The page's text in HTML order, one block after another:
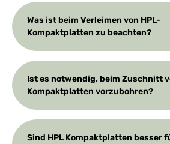
Was ist beim Verleimen von HPL-
Kompaktplatten zu beachten?
Ist es notwendig, beim Zuschnitt
Kompaktplatten vorzubohren?
Sind HPL Kompaktplatten besser